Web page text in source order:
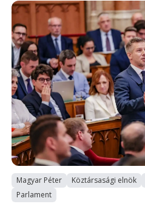
Magyar Péter Köztársasági elnök
Parlament